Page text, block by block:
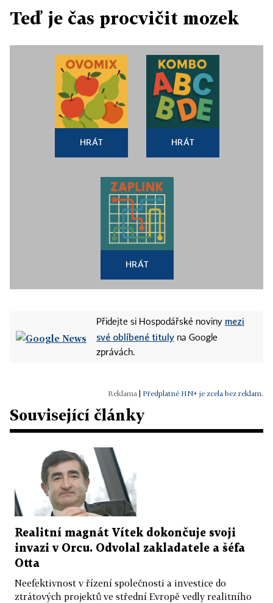
Teď je čas procvičit mozek
HRÁT HRÁT
HRÁT
Přidejte si Hospodářské noviny mezi
své oblíbené tituly na Google
zprávách.
Předplatné HN+ je zcela bez reklam.
Související články
Realitní magnát Vítek dokončuje svoji
invazi v Orcu. Odvolal zakladatele a šéfa
Otta
Neefektivnost v řízení společnosti a investice do
ztrátových projektů ve střední Evropě vedly realitního